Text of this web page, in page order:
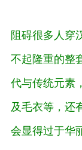
阻碍很多人穿
不起隆重的整
代与传统元素
及毛衣等，还
会显得过于华